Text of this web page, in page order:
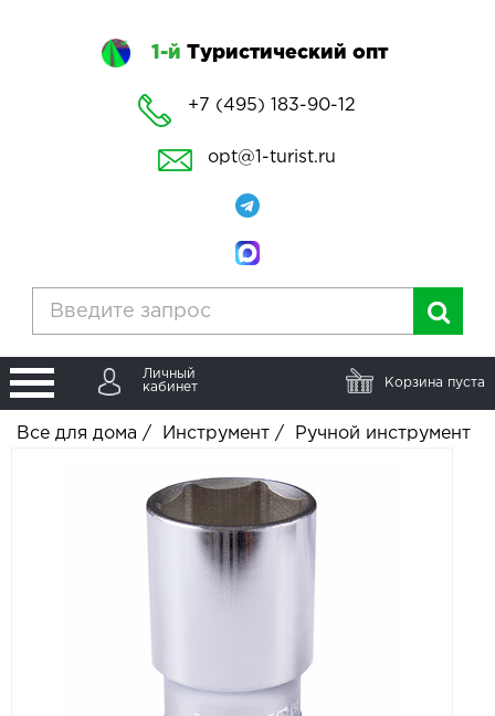
1-й Туристический опт
+7 (495) 183-90-12
opt@1-turist.ru
Личный
кабинет
Корзина пуста
Все для дома / Инструмент / Ручной инструмент